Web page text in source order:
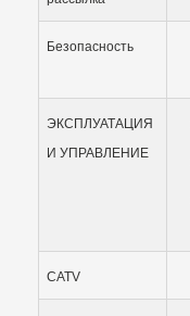
Безопасность
ЭКСПЛУАТАЦИЯ
И УПРАВЛЕНИЕ
CATV